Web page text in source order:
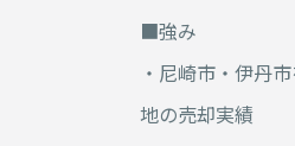
■強み
・尼崎市・伊丹
地の売却実績